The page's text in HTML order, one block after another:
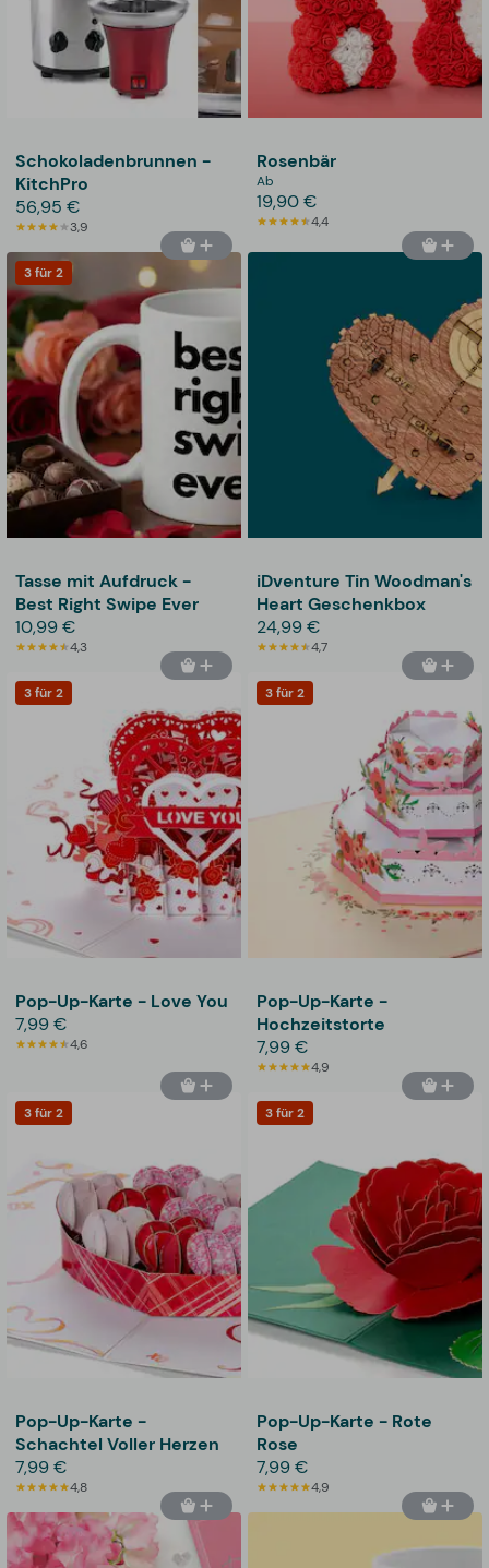
Schokoladenbrunnen -
KitchPro
56,95 €
3,9
Rosenbär
Ab
19,90 €
4,4
3 für 2
Tasse mit Aufdruck -
Best Right Swipe Ever
10,99 €
4,3
iDventure Tin Woodman's
Heart Geschenkbox
24,99 €
4,7
3 für 2
Pop-Up-Karte - Love You
7,99 €
4,6
3 für 2
Pop-Up-Karte -
Hochzeitstorte
7,99 €
4,9
3 für 2
Pop-Up-Karte -
Schachtel Voller Herzen
7,99 €
4,8
3 für 2
Pop-Up-Karte - Rote
Rose
7,99 €
4,9